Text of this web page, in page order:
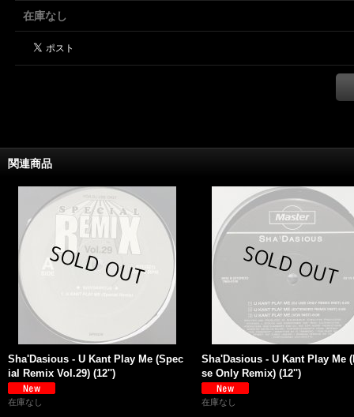
在庫なし
関連商品
Sha'Dasious - U Kant Play Me (Spec
ial Remix Vol.29) (12'')
在庫なし
Sha'Dasious - U Kant Play Me
se Only Remix) (12'')
在庫なし